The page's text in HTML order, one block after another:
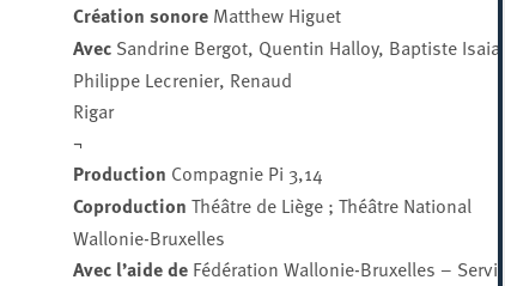
Création sonore Matthew Higuet
AvecSandrine Bergot, Quentin Halloy, Baptiste Isaia,
Philippe Lecrenier, Renaud
Rigar
¬
Production Compagnie Pi 3,14
Coproduction Théâtre de Liège ; Théâtre National
Wallonie-Bruxelles
Avec l’aide de Fédération Wallonie-Bruxelles – Service